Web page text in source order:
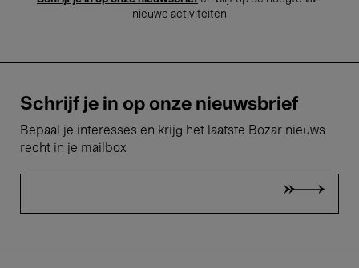
nieuwe activiteiten
Schrijf je in op onze nieuwsbrief
Bepaal je interesses en krijg het laatste Bozar nieuws
recht in je mailbox